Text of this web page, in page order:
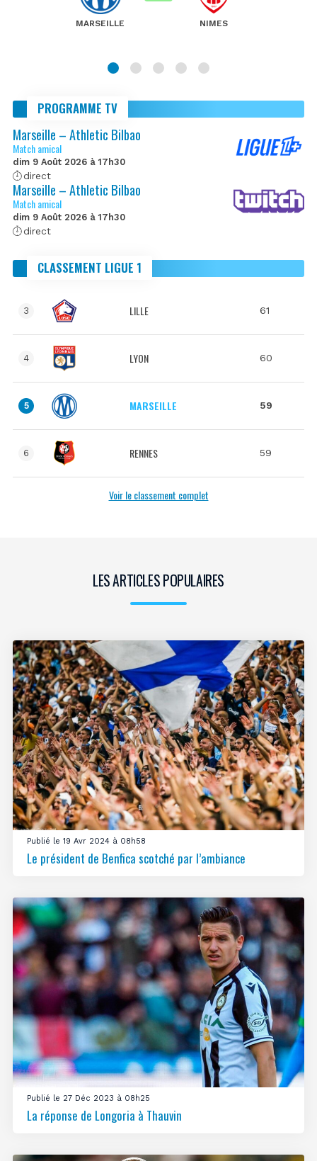
MARSEILLE NIMES
PROGRAMME TV
Marseille – Athletic Bilbao
Match amical
dim 9 Août 2026 à 17h30
direct
Marseille – Athletic Bilbao
Match amical
dim 9 Août 2026 à 17h30
direct
CLASSEMENT LIGUE 1
3 LILLE 61
4 LYON 60
5 MARSEILLE 59
6 RENNES 59
Voir le classement complet
LES ARTICLES POPULAIRES
Publié le 19 Avr 2024 à 08h58
Le président de Benfica scotché par l’ambiance
Publié le 27 Déc 2023 à 08h25
La réponse de Longoria à Thauvin